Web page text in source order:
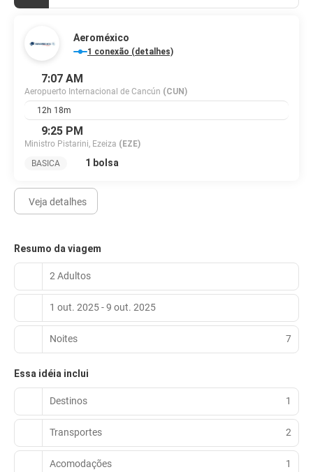
Aeroméxico
1 conexão (detalhes)
7:07 AM
Aeropuerto Internacional de Cancún (CUN)
12h 18m
9:25 PM
Ministro Pistarini, Ezeiza (EZE)
BASICA
1 bolsa
Veja detalhes
Resumo da viagem
2 Adultos
1 out. 2025 - 9 out. 2025
Noites 7
Essa idéia inclui
Destinos 1
Transportes 2
Acomodações 1